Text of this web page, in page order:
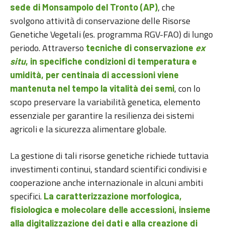
sede di Monsampolo del Tronto (AP), che
svolgono attività di conservazione delle Risorse
Genetiche Vegetali (es. programma RGV-FAO) di lungo
periodo. Attraverso tecniche di conservazione ex
situ, in specifiche condizioni di temperatura e
umidità, per centinaia di accessioni viene
mantenuta nel tempo la vitalità dei semi, con lo
scopo preservare la variabilità genetica, elemento
essenziale per garantire la resilienza dei sistemi
agricoli e la sicurezza alimentare globale.
La gestione di tali risorse genetiche richiede tuttavia
investimenti continui, standard scientifici condivisi e
cooperazione anche internazionale in alcuni ambiti
specifici. La caratterizzazione morfologica,
fisiologica e molecolare delle accessioni, insieme
alla digitalizzazione dei dati e alla creazione di